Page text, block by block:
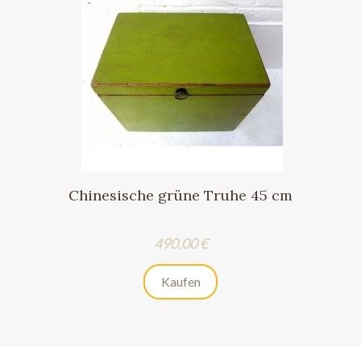
Chinesische grüne Truhe 45 cm
Preis
490,00 €
Kaufen